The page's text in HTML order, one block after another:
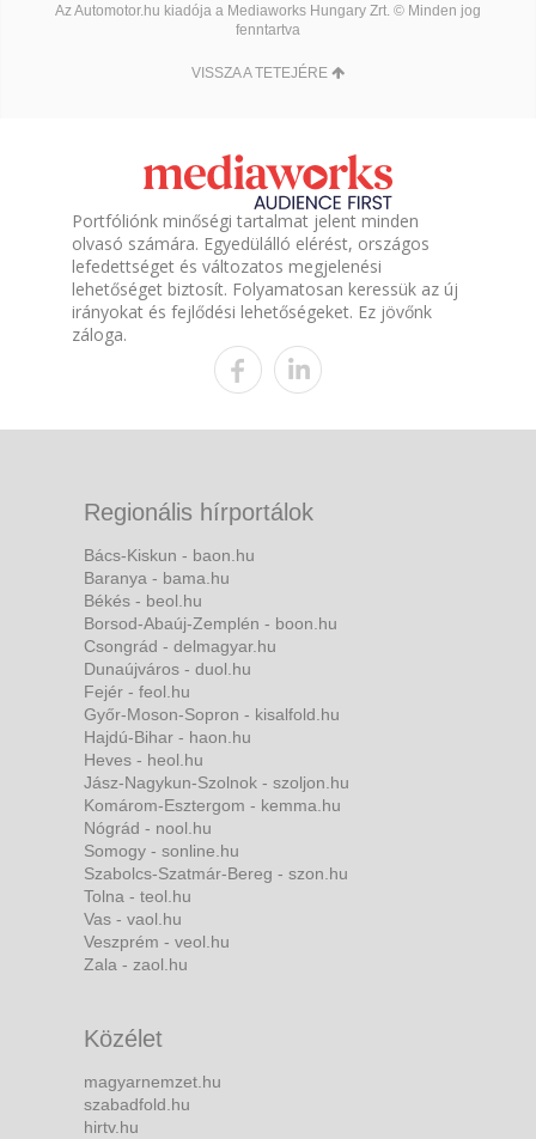
Az Automotor.hu kiadója a Mediaworks Hungary Zrt. © Minden jog
fenntartva
VISSZA A TETEJÉRE
Portfóliónk minőségi tartalmat jelent minden
olvasó számára. Egyedülálló elérést, országos
lefedettséget és változatos megjelenési
lehetőséget biztosít. Folyamatosan keressük az új
irányokat és fejlődési lehetőségeket. Ez jövőnk
záloga.
Regionális hírportálok
Bács-Kiskun - baon.hu
Baranya - bama.hu
Békés - beol.hu
Borsod-Abaúj-Zemplén - boon.hu
Csongrád - delmagyar.hu
Dunaújváros - duol.hu
Fejér - feol.hu
Győr-Moson-Sopron - kisalfold.hu
Hajdú-Bihar - haon.hu
Heves - heol.hu
Jász-Nagykun-Szolnok - szoljon.hu
Komárom-Esztergom - kemma.hu
Nógrád - nool.hu
Somogy - sonline.hu
Szabolcs-Szatmár-Bereg - szon.hu
Tolna - teol.hu
Vas - vaol.hu
Veszprém - veol.hu
Zala - zaol.hu
Közélet
magyarnemzet.hu
szabadfold.hu
hirtv.hu